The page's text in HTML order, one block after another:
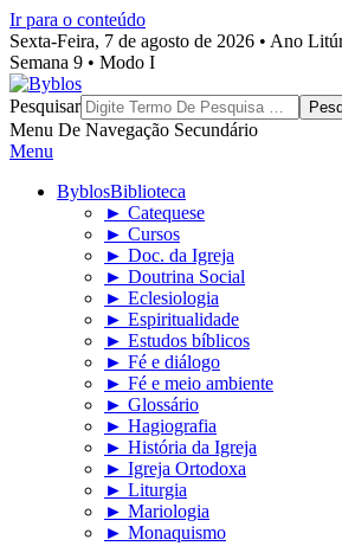
Ir para o conteúdo
Sexta-Feira, 7 de agosto de 2026 • Ano
Semana 9 • Modo I
Byblos
Pesquisar
Menu De Navegação Secundário
Menu
ByblosBiblioteca
► Catequese
► Cursos
► Doc. da Igreja
► Doutrina Social
► Eclesiologia
► Espiritualidade
► Estudos bíblicos
► Fé e diálogo
► Fé e meio ambiente
► Glossário
► Hagiografia
► História da Igreja
► Igreja Ortodoxa
► Liturgia
► Mariologia
► Monaquismo